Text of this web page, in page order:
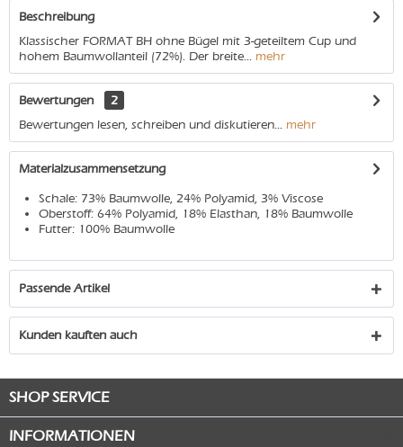
Beschreibung
Klassischer FORMAT BH ohne Bügel mit 3-geteiltem Cup und
hohem Baumwollanteil (72%). Der breite... mehr
Bewertungen
2
Bewertungen lesen, schreiben und diskutieren... mehr
Materialzusammensetzung
Schale: 73% Baumwolle, 24% Polyamid, 3% Viscose
Oberstoff: 64% Polyamid, 18% Elasthan, 18% Baumwolle
Futter: 100% Baumwolle
Passende Artikel
Kunden kauften auch
SHOP SERVICE
INFORMATIONEN